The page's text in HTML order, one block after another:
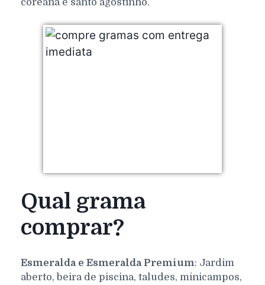
Qual grama
comprar?
Esmeralda e Esmeralda Premium: Jardim
aberto, beira de piscina, taludes, minicampos,